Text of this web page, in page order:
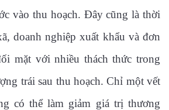
vào thu hoạch. Đây cũng là thời
doanh nghiệp xuất khẩu và đơn
mặt với nhiều thách thức trong
trái sau thu hoạch. Chỉ một vết
có thể làm giảm giá trị thương